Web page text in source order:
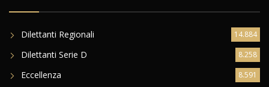
Dilettanti Regionali 14.884
Dilettanti Serie D 8.258
Eccellenza 8.591